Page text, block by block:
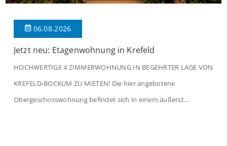
06.08.2026
Jetzt neu: Etagenwohnung in Krefeld
HOCHWERTIGE 4 ZIMMERWOHNUNG IN BEGEHRTER LAGE VON
KREFELD-BOCKUM ZU MIETEN! Die hier angebotene
Obergeschosswohnung befindet sich in einem äußerst